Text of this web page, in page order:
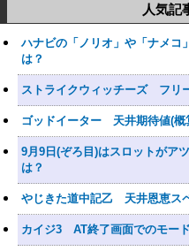
人気記
ハナビの「ノリオ」や「ナメコ
は？
ストライクウィッチーズ フリ
ゴッドイーター 天井期待値(概
9月9日(ぞろ目)はスロットがア
は？
やじきた道中記乙 天井恩恵ス
カイジ3 AT終了画面でのモー